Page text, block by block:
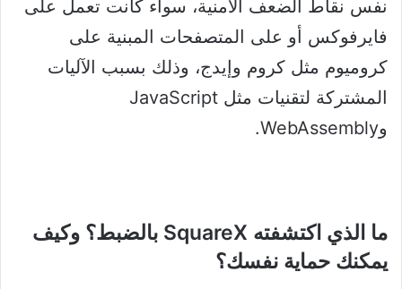
نفس نقاط الضعف الأمنية، سواء كانت تعمل على
فايرفوكس أو على المتصفحات المبنية على
كروميوم مثل كروم وإيدج، وذلك بسبب الآليات
المشتركة لتقنيات مثل JavaScript
وWebAssembly.
ما الذي اكتشفته SquareX بالضبط؟ وكيف
يمكنك حماية نفسك؟